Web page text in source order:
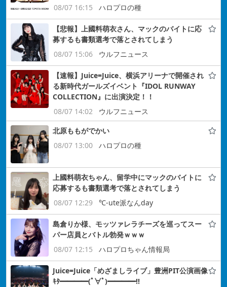
08/07 16:15
ハロプロの種
【悲報】上國料萌衣さん、マックのバイトに応
募するも書類選考で落とされてしまう
08/07 15:06
ウルフニュース
【速報】Juice=Juice、横浜アリーナで開催され
る新時代ガールズイベント『IDOL RUNWAY
COLLECTION』に出演決定！！
08/07 14:02
ウルフニュース
北原ももがでかい
08/07 13:00
ハロプロの種
上國料萌衣ちゃん、留学中にマックのバイトに
応募するも書類選考で落とされてしまう
08/07 12:29
℃-ute派なんday
島倉りか様、モッツァレラチーズを巡ってスー
パー店員とバトル勃発ｗｗｗ
08/07 12:15
ハロプロちゃん情報局
Juice=Juice「めざましライブ」豊洲PIT公演画像
ｷﾀ━━━━(ﾟ∀ﾟ)━━━━!!